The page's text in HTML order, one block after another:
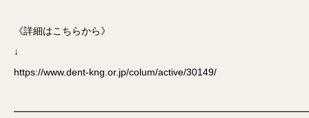
《詳細はこちらから》
↓
https://www.dent-kng.or.jp/colum/active/30149/